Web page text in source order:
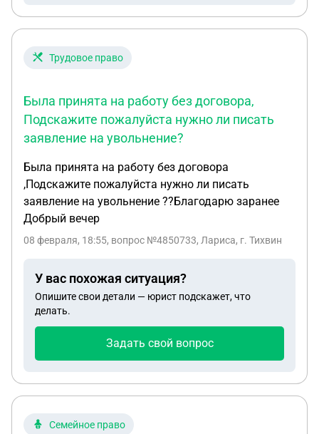
мальчиков его обижает ,, я видела сама , что тот
боится, непонятные царапины на шее тоже имеют
неприятно как минимум, потому что писала я без
обвинений и критики , с просьбой разобраться в
ситуации относительно этого мальчика и своего
ранее я действий не принимала , боясь за
состояние и настроение моего ребенка, я боялась
что будут отыгрываться на нем.. Подскажите
пожалуйста как мне поступить по праву в этой
ситуации
Трудовое право
Была принята на работу без договора,
Подскажите пожалуйста нужно ли писать
заявление на увольнение?
Была принята на работу без договора
,Подскажите пожалуйста нужно ли писать
заявление на увольнение ??Благодарю заранее
Добрый вечер
08 февраля, 18:55, вопрос №4850733, Лариса, г. Тихвин
У вас похожая ситуация?
Опишите свои детали — юрист подскажет, что
делать.
Задать свой вопрос
Семейное право